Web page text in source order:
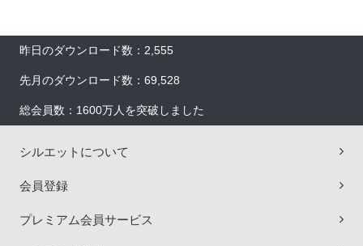
昨日のダウンロード数：2,555
先月のダウンロード数：69,528
総会員数：1600万人を突破しました
シルエットについて
会員登録
プレミアム会員サービス